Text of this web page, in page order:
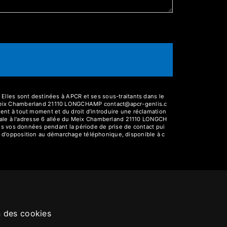
sont destinées à APCR et ses sous-traitants dans le
21110 LONGCHAMP contact@apcr-genlis.c
à tout moment et du droit d’introduire une réclamation
l'adresse 6 allée du Meix Chamberland 21110 LONGCH
vos données pendant la période de prise de contact pui
au démarchage téléphonique, disponible à c
des cookies